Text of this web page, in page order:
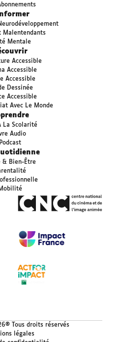
Malentendants
Mentale
Accessible
Accessible
Accessible
Dessinée
Accessible
Avec Le Monde
La Scolarité
Audio
Podcast
& Bien-Être
Tous droits réservés
légales